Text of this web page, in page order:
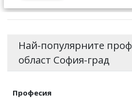
Най-популярните
област София-град
Професия